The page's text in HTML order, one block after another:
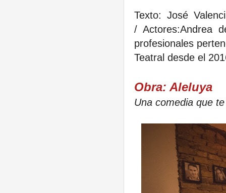
Texto: José
/Actores:Andrea
profesionales
Teatral desde el
Obra: Aleluya
Una comedia que